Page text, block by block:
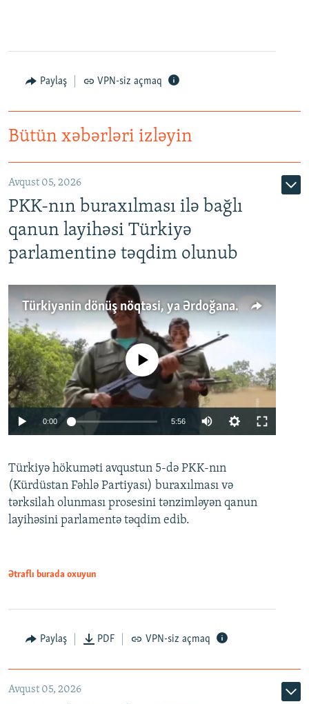
Paylaş VPN-siz açmaq
Bütün xəbərləri izləyin
Avqust 05, 2026
PKK-nın buraxılması ilə bağlı
qanun layihəsi Türkiyə
parlamentinə təqdim olunub
Türkiyənin dönüş nöqtəsi, ya Ərdoğana üçüncü şans: PKK ilə qəfil barışıq nə deməkdir?
Auto 240p 360p 480p
720p 1080p
No media source currently available
0:00 5:56
360p
480p
Türkiyə hökuməti avqustun 5-də PKK-nın
(Kürdüstan Fəhlə Partiyası) buraxılması və
tərksilah olunması prosesini tənzimləyən qanun
layihəsini parlamentə təqdim edib.
Ətraflı burada oxuyun
Paylaş PDF VPN-siz açmaq
Avqust 05, 2026